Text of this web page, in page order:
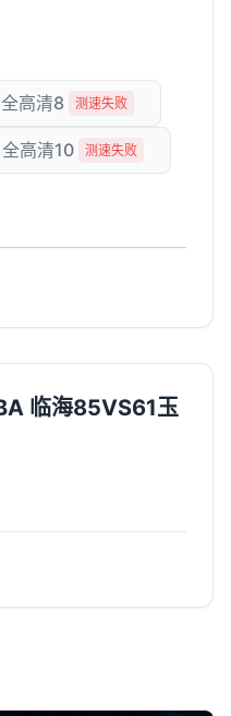
全高清8 测速失败
全高清10 测速失败
临海85VS61玉